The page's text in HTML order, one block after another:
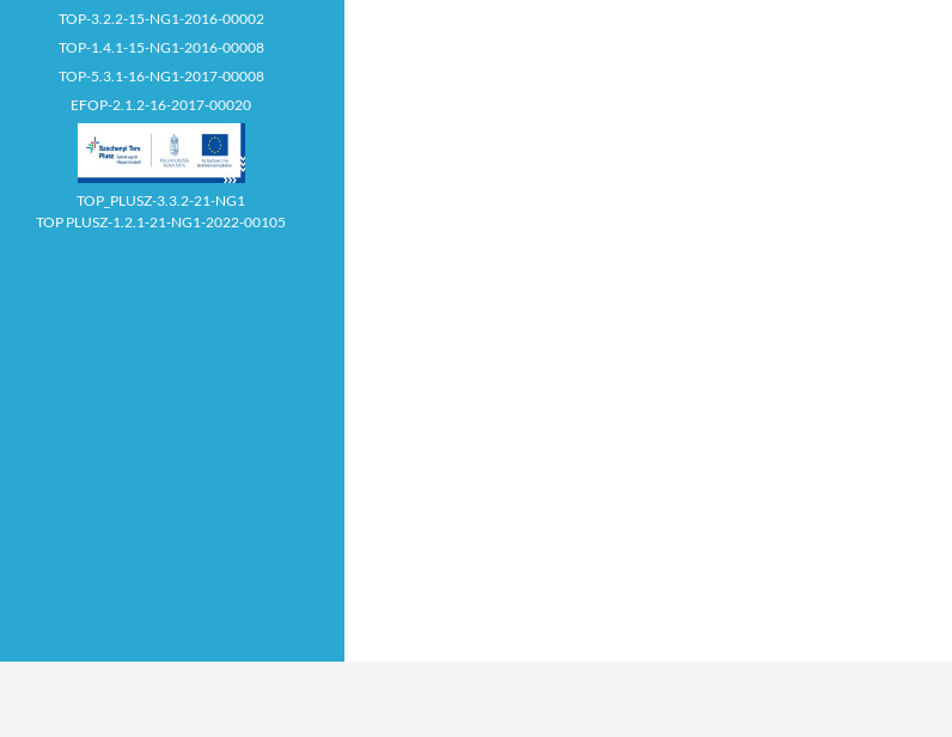
TOP-3.2.2-15-NG1-2016-00002
TOP-1.4.1-15-NG1-2016-00008
TOP-5.3.1-16-NG1-2017-00008
EFOP-2.1.2-16-2017-00020
TOP_PLUSZ-3.3.2-21-NG1
TOP PLUSZ-1.2.1-21-NG1-2022-00105